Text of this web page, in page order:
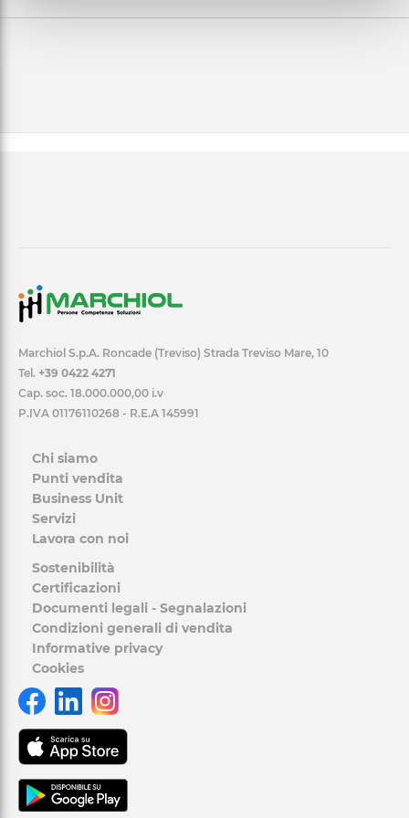
Marchiol S.p.A. Roncade (Treviso) Strada Treviso Mare, 10
Tel. +39 0422 4271
Cap. soc. 18.000.000,00 i.v
P.IVA 01176110268 - R.E.A 145991
Chi siamo
Punti vendita
Business Unit
Servizi
Lavora con noi
Sostenibilità
Certificazioni
Documenti legali - Segnalazioni
Condizioni generali di vendita
Informative privacy
Cookies